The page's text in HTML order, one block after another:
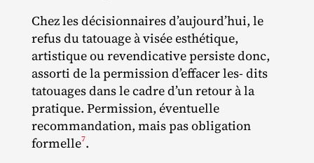
Chez les décisionnaires d’aujourd’hui, le
refus du tatouage à visée esthétique,
artistique ou revendicative persiste donc,
assorti de la permission d’effacer les‐ dits
tatouages dans le cadre d’un retour à la
pratique. Permission, éventuelle
recommandation, mais pas obligation
formelle7.